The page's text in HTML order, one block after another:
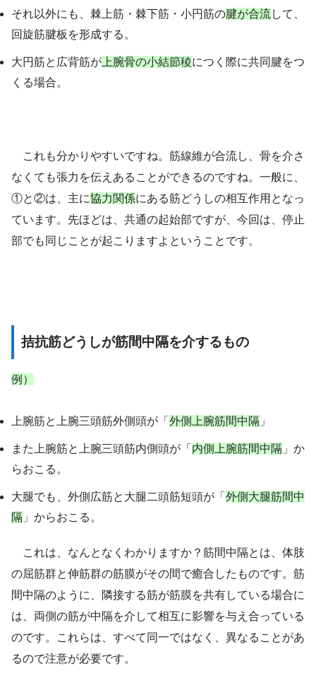
それ以外にも、棘上筋・棘下筋・小円筋の腱が合流して、
回旋筋腱板を形成する。
大円筋と広背筋が上腕骨の小結節稜につく際に共同腱をつ
くる場合。
これも分かりやすいですね。 筋線維が合流し、骨を介さ
なくても張力を伝えあることができるのですね。 一般に、
①と②は、主に協力関係にある筋どうしの相互作用となっ
ています。先ほどは、共通の起始部ですが、今回は、停止
部でも同じことが起こりますよということです。
拮抗筋どうしが筋間中隔を介するもの
例）
上腕筋と上腕三頭筋外側頭が「 外側上腕筋間中隔 」
また上腕筋と上腕三頭筋内側頭が「 内側上腕筋間中隔 」か
らおこる。
大腿でも、外側広筋と大腿二頭筋短頭が「 外側大腿筋間中
隔 」からおこる。
これは、なんとなくわかりますか？ 筋間中隔とは、体肢
の屈筋群と伸筋群の筋膜がその間で癒合したものです。 筋
間中隔のように、隣接する筋が筋膜を共有している場合に
は、両側の筋が中隔を介して相互に影響を与え合っている
のです。
これらは、すべて同一ではなく、異なることがあ
るので注意が必要です。